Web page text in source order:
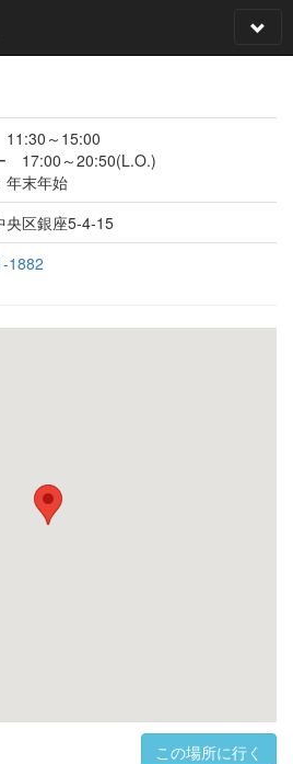
～15:00
17:00～20:50(L.O.)
年末年始
央区銀座5-4-15
1882
この場所に行く